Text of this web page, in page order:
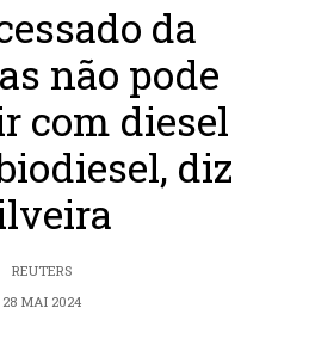
da
não pode
com diesel
diz
REUTERS
28 MAI 2024